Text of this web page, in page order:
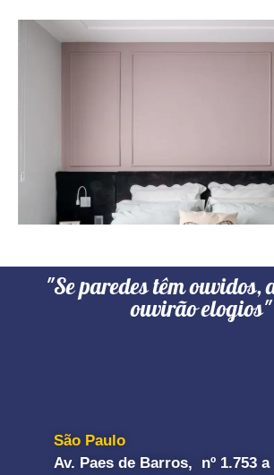
"Se paredes têm ouvidos,
ouvirão elogios"
São Paulo
Av. Paes de Barros, nº 1.753 a